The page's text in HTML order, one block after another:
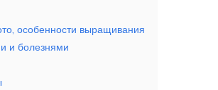
особенности выращивания
и болезнями